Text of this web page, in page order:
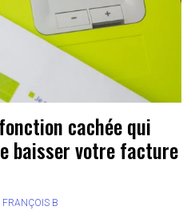
cachée qui
baisser votre facture
FRANÇOIS B